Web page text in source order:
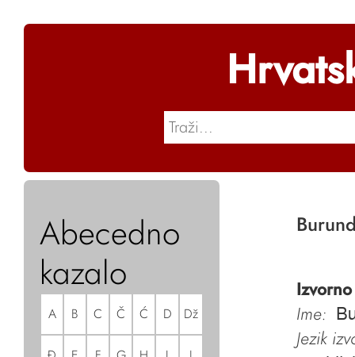
Abecedno
kazalo
A B C Č Ć D Dž
Ime:
Jezik